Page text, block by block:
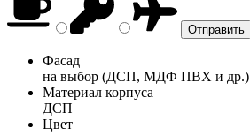
Фасад
на выбор (ДСП, МДФ ПВХ и др.)
Материал корпуса
ДСП
Цвет